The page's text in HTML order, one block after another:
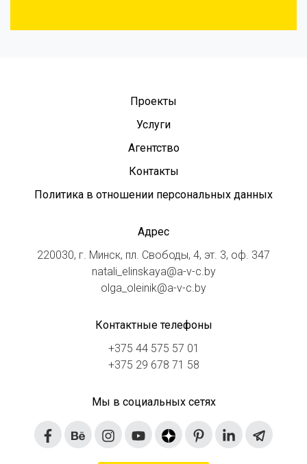
Проекты
Услуги
Агентство
Контакты
Политика в отношении персональных данных
Адрес
220030, г. Минск, пл. Свободы, 4, эт. 3, оф. 347
natali_elinskaya@a-v-c.by
olga_oleinik@a-v-c.by
Контактные телефоны
+375 44 575 57 01
+375 29 678 71 58
Мы в социальных сетях